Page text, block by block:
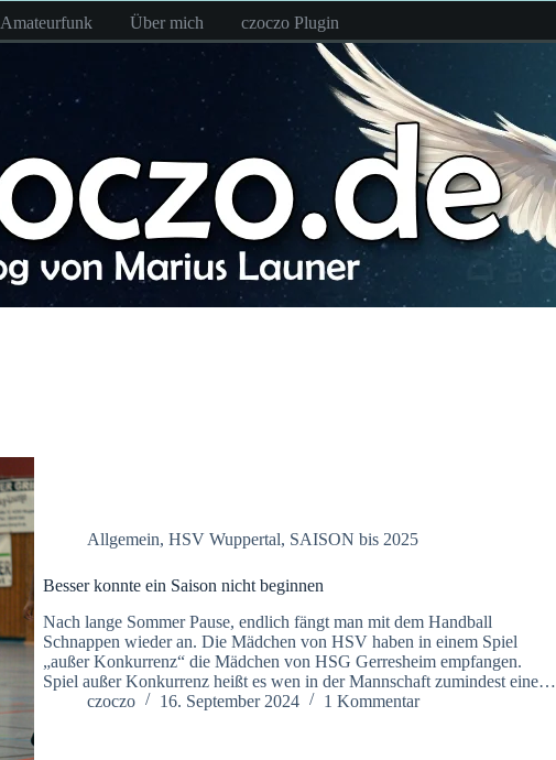
Amateurfunk Über mich czoczo Plugin
Allgemein,HSV Wuppertal, SAISON bis 2025
Besser konnte ein Saison nicht beginnen
Nach lange Sommer Pause, endlich fängt man mit dem Handball
Schnappen wieder an. Die Mädchen von HSV haben in einem Spiel
„außer Konkurrenz“ die Mädchen von HSG Gerresheim empfangen.
Spiel außer Konkurrenz heißt es wen in der Mannschaft zumindest eine…
czoczo
16. September 2024 1 Kommentar